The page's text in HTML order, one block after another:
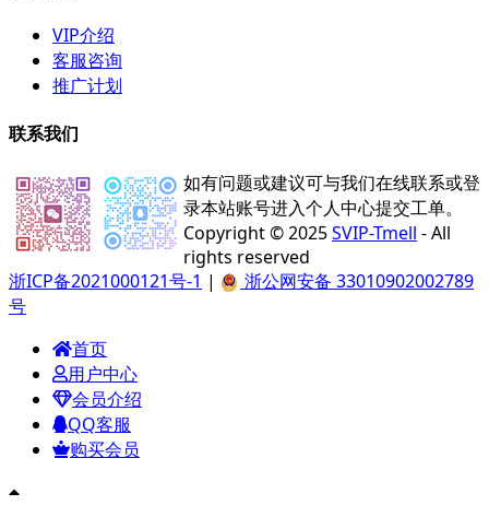
VIP介绍
客服咨询
推广计划
联系我们
如有问题或建议可与我们在线联系或登
录本站账号进入个人中心提交工单。
Copyright © 2025SVIP-Tmell - All
rights reserved
浙ICP备2021000121号-1 |
浙公网安备 33010902002789
号
首页
用户中心
会员介绍
QQ客服
购买会员